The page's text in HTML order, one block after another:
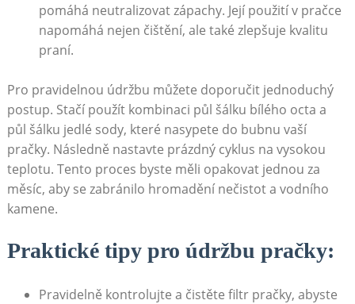
pomáhá neutralizovat ​zápachy. Její použití v pračce
napomáhá nejen ⁤čištění, ale také zlepšuje kvalitu
praní.
Pro pravidelnou údržbu můžete doporučit ​jednoduchý​
postup. Stačí použít kombinaci ‌půl šálku bílého octa a
⁤půl šálku jedlé sody, které nasypete ⁣do bubnu vaší
pračky. Následně⁤ nastavte prázdný cyklus na ⁢vysokou
teplotu. Tento proces byste měli opakovat jednou za
měsíc, aby se zabránilo⁣ hromadění nečistot a vodního
kamene.
Praktické tipy pro údržbu pračky:
Pravidelně kontrolujte a čistěte filtr pračky, abyste